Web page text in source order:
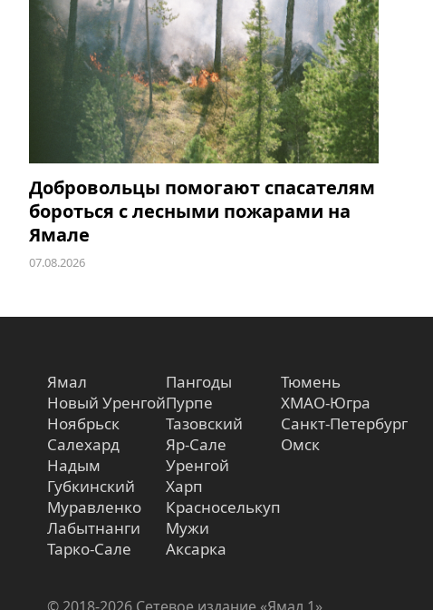
Добровольцы помогают спасателям
бороться с лесными пожарами на
Ямале
07.08.2026
Ямал
Новый Уренгой
Ноябрьск
Салехард
Надым
Губкинский
Муравленко
Лабытнанги
Тарко-Сале
Пангоды
Пурпе
Тазовский
Яр-Сале
Уренгой
Харп
Красноселькуп
Мужи
Аксарка
Тюмень
ХМАО-Югра
Санкт-Петербург
Омск